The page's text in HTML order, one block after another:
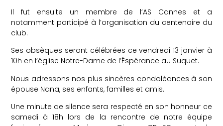
Ilfut ensuite un membre de l’AS Cannes et a
notamment participé à l’organisation du centenaire du
club.
Ses obsèques seront célébrées ce vendredi 13 janvier à
10h en l’église Notre-Dame de l’Éspérance au Suquet.
Nous adressons nos plus sincères condoléances à son
épouse Nana, ses enfants, familles et amis.
Une minute de silence sera respecté en son honneur ce
samedi à 18h lors de la rencontre de notre équipe